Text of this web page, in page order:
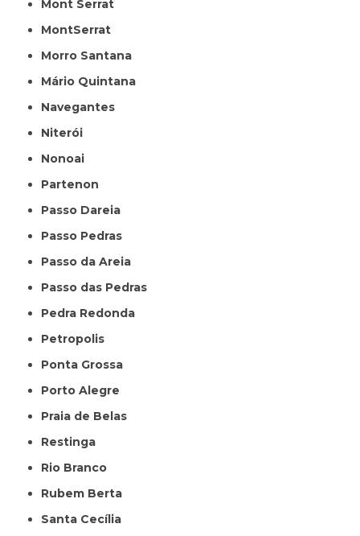
Mont Serrat
MontSerrat
Morro Santana
Mário Quintana
Navegantes
Niterói
Nonoai
Partenon
Passo Dareia
Passo Pedras
Passo da Areia
Passo das Pedras
Pedra Redonda
Petropolis
Ponta Grossa
Porto Alegre
Praia de Belas
Restinga
Rio Branco
Rubem Berta
Santa Cecília